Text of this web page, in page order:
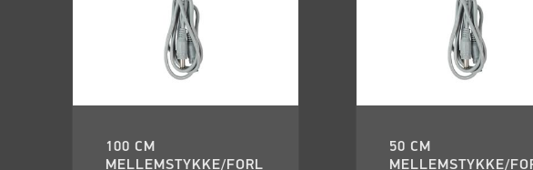
100 CM
MELLEMSTYKKE/FORL
50 CM
MELLEMSTYKKE/